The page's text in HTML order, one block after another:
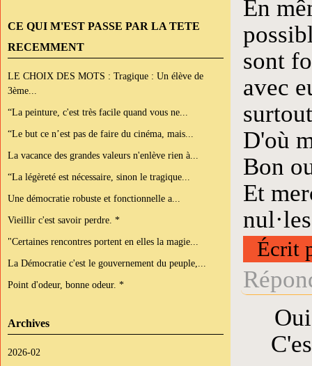
CE QUI M'EST PASSE PAR LA TETE
RECEMMENT
LE CHOIX DES MOTS : Tragique : Un élève de
3ème...
“La peinture, c'est très facile quand vous ne...
“Le but ce n’est pas de faire du cinéma, mais...
La vacance des grandes valeurs n'enlève rien à...
“La légèreté est nécessaire, sinon le tragique...
Une démocratie robuste et fonctionnelle a...
Vieillir c'est savoir perdre. *
"Certaines rencontres portent en elles la magie...
La Démocratie c'est le gouvernement du peuple,...
Point d'odeur, bonne odeur. *
Archives
2026-02
En
sont
avec
D'où
Bon
Et
Écrit